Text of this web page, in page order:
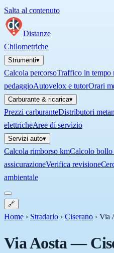
Salta al contenuto
Distanze
Chilometriche
Strumenti▾
Calcola percorsoTraffico in tempo
pedaggioAutovelox e tutorOrari
Carburante & ricarica▾
Prezzi carburanteDistributori
elettricheAree di servizio
Servizi auto▾
Calcola rimborso kmCalcolo bollo
assicurazioneVerifica revisione
ambientale
🔗
Home › Stradario › Ciserano › Via
Via Aosta—